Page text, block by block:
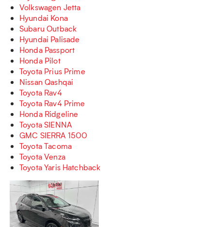
Volkswagen Jetta
Hyundai Kona
Subaru Outback
Hyundai Palisade
Honda Passport
Honda Pilot
Toyota Prius Prime
Nissan Qashqai
Toyota Rav4
Toyota Rav4 Prime
Honda Ridgeline
Toyota SIENNA
GMC SIERRA 1500
Toyota Tacoma
Toyota Venza
Toyota Yaris Hatchback